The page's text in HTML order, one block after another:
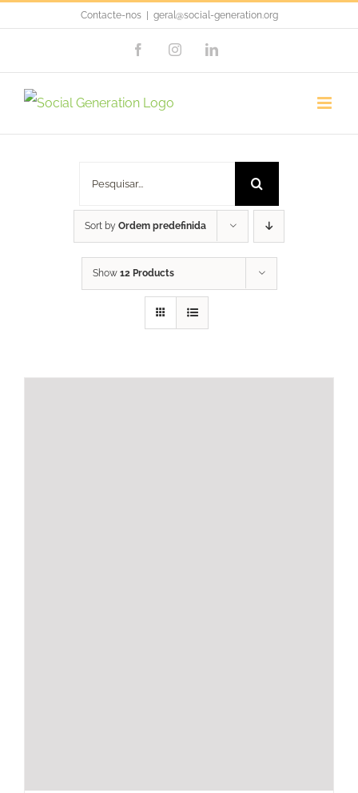
content
Contacte-nos geral@social-generation.org
FacebookInstagramLinkedIn
Sort by Ordem predefinida
Show 12 Products